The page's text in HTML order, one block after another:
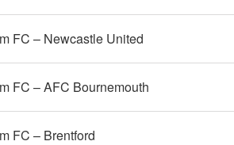
FC – Newcastle United
FC – AFC Bournemouth
FC – Brentford